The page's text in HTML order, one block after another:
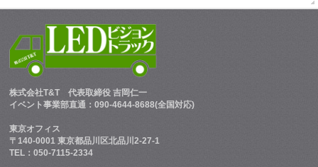
株式会社T&T 代表取締役 吉岡仁一
イベント事業部直通：090-4644-8688(全国対応)
東京オフィス
〒140-0001 東京都品川区北品川2-27-1
TEL：050-7115-2334